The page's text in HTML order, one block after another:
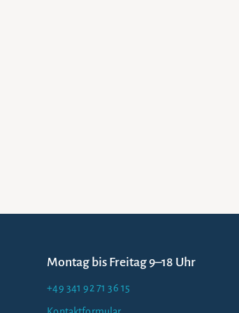
Montag bis Freitag 9–18 Uhr
+49 341 92 71 36 15